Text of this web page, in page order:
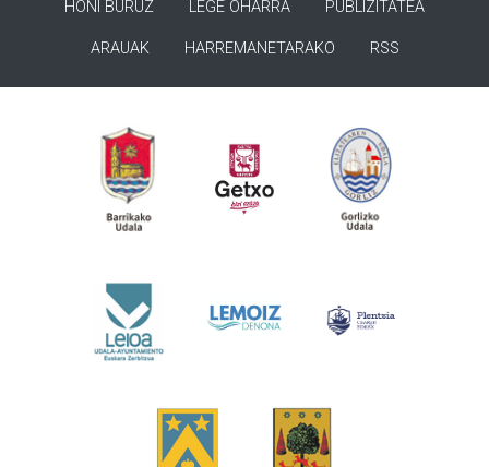
HONI BURUZ LEGE OHARRA PUBLIZITATEA
ARAUAK HARREMANETARAKO RSS